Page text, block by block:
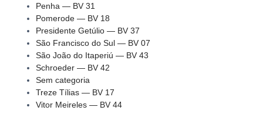
Penha — BV 31
Pomerode — BV 18
Presidente Getúlio — BV 37
São Francisco do Sul — BV 07
São João do Itaperiú — BV 43
Schroeder — BV 42
Sem categoria
Treze Tílias — BV 17
Vitor Meireles — BV 44